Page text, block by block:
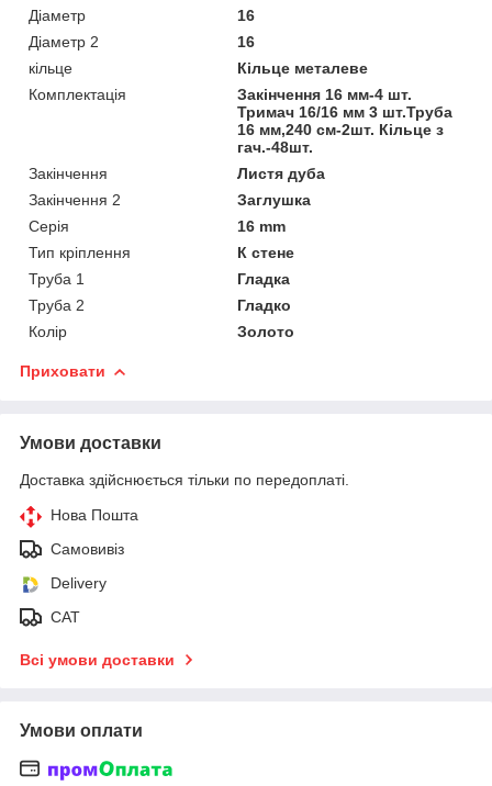
Діаметр
16
Діаметр 2
16
кільце
Кільце металеве
Комплектація
Закінчення 16 мм-4 шт.
Тримач 16/16 мм 3 шт.Труба
16 мм,240 см-2шт. Кільце з
гач.-48шт.
Закінчення
Листя дуба
Закінчення 2
Заглушка
Серія
16 mm
Тип кріплення
К стене
Труба 1
Гладка
Труба 2
Гладко
Колір
Золото
Приховати
Умови доставки
Доставка здійснюється тільки по передоплаті.
Нова Пошта
Самовивіз
Delivery
САТ
Всі умови доставки
Умови оплати